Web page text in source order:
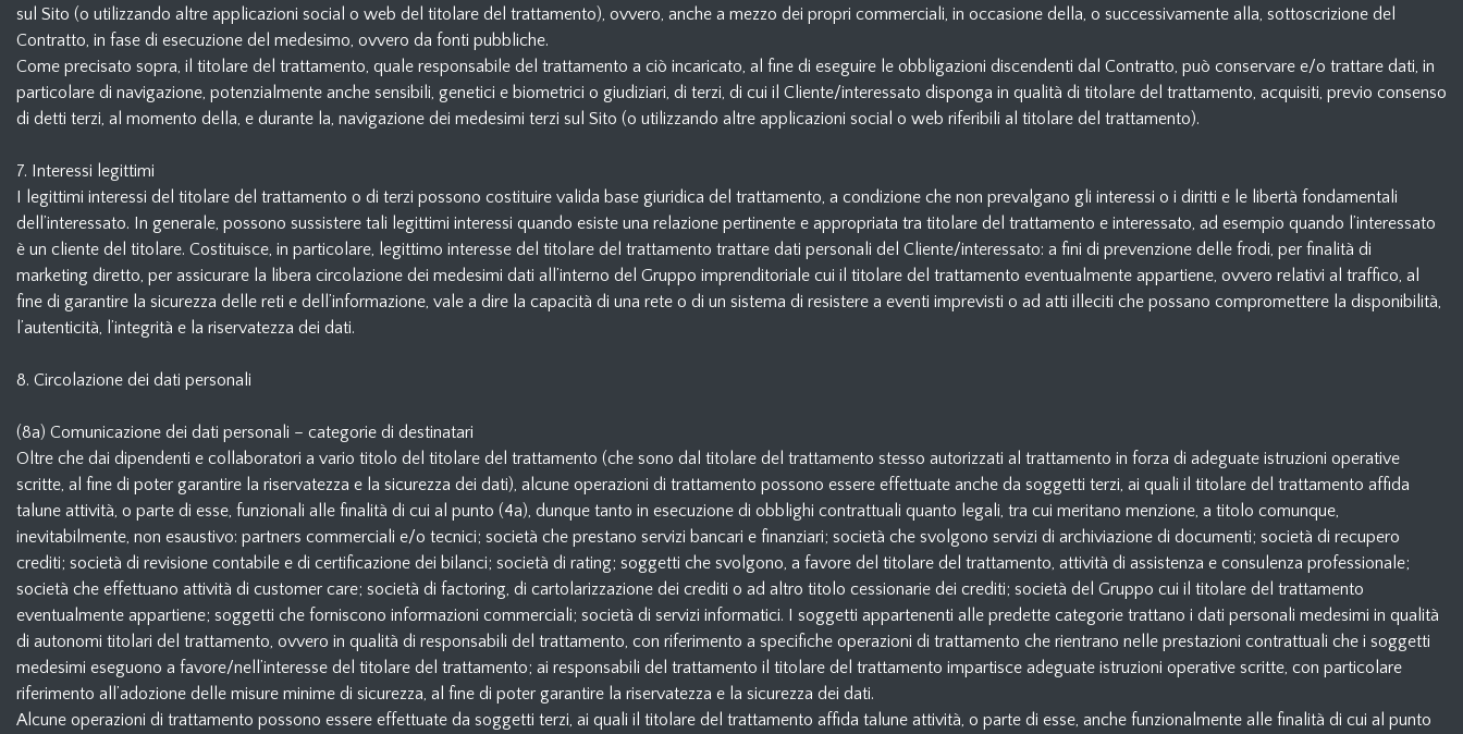
sul Sito (o utilizzando altre applicazioni social o web del titolare del trattamento), ovvero, anche a mezzo dei propri commerciali, in occasione della, o successivamente alla, sottoscrizione del
Contratto, in fase di esecuzione del medesimo, ovvero da fonti pubbliche.
Come precisato sopra, il titolare del trattamento, quale responsabile del trattamento a ciò incaricato, al fine di eseguire le obbligazioni discendenti dal Contratto, può conservare e/o trattare dati, in
particolare di navigazione, potenzialmente anche sensibili, genetici e biometrici o giudiziari, di terzi, di cui il Cliente/interessato disponga in qualità di titolare del trattamento, acquisiti, previo consenso
di detti terzi, al momento della, e durante la, navigazione dei medesimi terzi sul Sito (o utilizzando altre applicazioni social o web riferibili al titolare del trattamento).
7. Interessi legittimi
I legittimi interessi del titolare del trattamento o di terzi possono costituire valida base giuridica del trattamento, a condizione che non prevalgano gli interessi o i diritti e le libertà fondamentali
dell’interessato. In generale, possono sussistere tali legittimi interessi quando esiste una relazione pertinente e appropriata tra titolare del trattamento e interessato, ad esempio quando l’interessato
è un cliente del titolare. Costituisce, in particolare, legittimo interesse del titolare del trattamento trattare dati personali del Cliente/interessato: a fini di prevenzione delle frodi, per finalità di
marketing diretto, per assicurare la libera circolazione dei medesimi dati all’interno del Gruppo imprenditoriale cui il titolare del trattamento eventualmente appartiene, ovvero relativi al traffico, al
fine di garantire la sicurezza delle reti e dell’informazione, vale a dire la capacità di una rete o di un sistema di resistere a eventi imprevisti o ad atti illeciti che possano compromettere la disponibilità,
l’autenticità, l’integrità e la riservatezza dei dati.
8. Circolazione dei dati personali
(8a) Comunicazione dei dati personali – categorie di destinatari
Oltre che dai dipendenti e collaboratori a vario titolo del titolare del trattamento (che sono dal titolare del trattamento stesso autorizzati al trattamento in forza di adeguate istruzioni operative
scritte, al fine di poter garantire la riservatezza e la sicurezza dei dati), alcune operazioni di trattamento possono essere effettuate anche da soggetti terzi, ai quali il titolare del trattamento affida
talune attività, o parte di esse, funzionali alle finalità di cui al punto (4a), dunque tanto in esecuzione di obblighi contrattuali quanto legali, tra cui meritano menzione, a titolo comunque,
inevitabilmente, non esaustivo: partners commerciali e/o tecnici; società che prestano servizi bancari e finanziari; società che svolgono servizi di archiviazione di documenti; società di recupero
crediti; società di revisione contabile e di certificazione dei bilanci; società di rating; soggetti che svolgono, a favore del titolare del trattamento, attività di assistenza e consulenza professionale;
società che effettuano attività di customer care; società di factoring, di cartolarizzazione dei crediti o ad altro titolo cessionarie dei crediti; società del Gruppo cui il titolare del trattamento
eventualmente appartiene; soggetti che forniscono informazioni commerciali; società di servizi informatici. I soggetti appartenenti alle predette categorie trattano i dati personali medesimi in qualità
di autonomi titolari del trattamento, ovvero in qualità di responsabili del trattamento, con riferimento a specifiche operazioni di trattamento che rientrano nelle prestazioni contrattuali che i soggetti
medesimi eseguono a favore/nell’interesse del titolare del trattamento; ai responsabili del trattamento il titolare del trattamento impartisce adeguate istruzioni operative scritte, con particolare
riferimento all’adozione delle misure minime di sicurezza, al fine di poter garantire la riservatezza e la sicurezza dei dati.
Alcune operazioni di trattamento possono essere effettuate da soggetti terzi, ai quali il titolare del trattamento affida talune attività, o parte di esse, anche funzionalmente alle finalità di cui al punto